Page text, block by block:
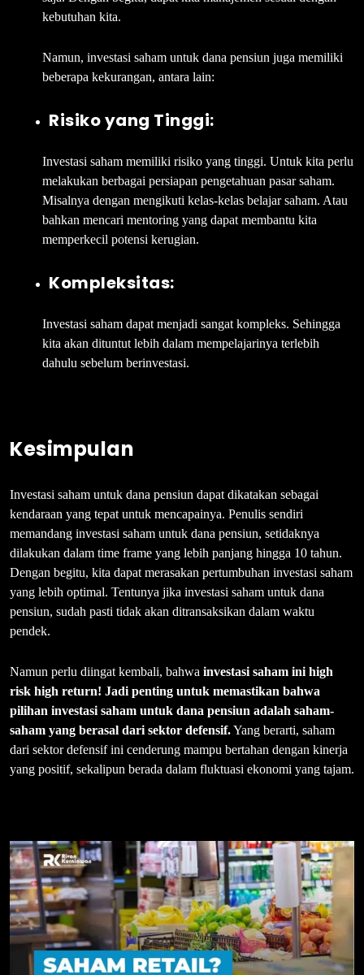
kebutuhan kita.
Namun, investasi saham untuk dana pensiun juga memiliki
beberapa kekurangan, antara lain:
Risiko yang Tinggi:
Investasi saham memiliki risiko yang tinggi. Untuk kita perlu
melakukan berbagai persiapan pengetahuan pasar saham.
Misalnya dengan mengikuti kelas-kelas belajar saham. Atau
bahkan mencari mentoring yang dapat membantu kita
memperkecil potensi kerugian.
Kompleksitas:
Investasi saham dapat menjadi sangat kompleks. Sehingga
kita akan dituntut lebih dalam mempelajarinya terlebih
dahulu sebelum berinvestasi.
Kesimpulan
Investasi saham untuk dana pensiun dapat dikatakan sebagai
kendaraan yang tepat untuk mencapainya. Penulis sendiri
memandang investasi saham untuk dana pensiun, setidaknya
dilakukan dalam time frame yang lebih panjang hingga 10 tahun.
Dengan begitu, kita dapat merasakan pertumbuhan investasi saham
yang lebih optimal. Tentunya jika investasi saham untuk dana
pensiun, sudah pasti tidak akan ditransaksikan dalam waktu
pendek.
Namun perlu diingat kembali, bahwa investasi saham ini high
risk high return! Jadi penting untuk memastikan bahwa
pilihan investasi saham untuk dana pensiun adalah saham-
saham yang berasal dari sektor defensif.Yang berarti, saham
dari sektor defensif ini cenderung mampu bertahan dengan kinerja
yang positif, sekalipun berada dalam fluktuasi ekonomi yang tajam.